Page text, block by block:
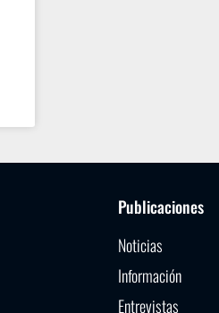
Publicaciones
Noticias
Información
Entrevistas